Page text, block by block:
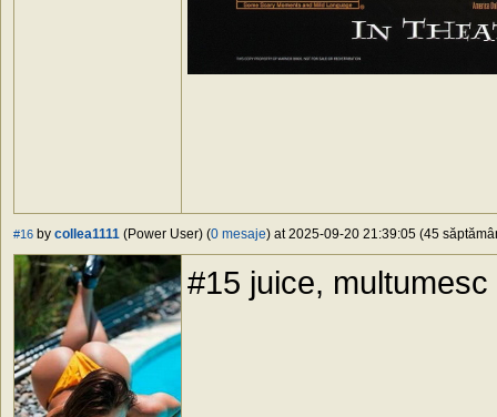
#16 by collea1111 (Power User) (0 mesaje) at 2025-09-20 21:39:05 (45
#15 juice, multumesc